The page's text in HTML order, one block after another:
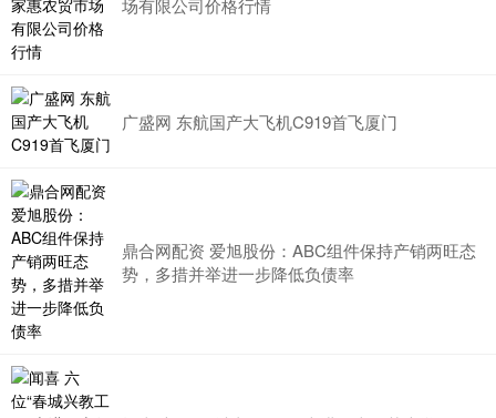
场有限公司价格行情
广盛网 东航国产大飞机C919首飞厦门
鼎合网配资 爱旭股份：ABC组件保持产销两旺态
势，多措并举进一步降低负债率